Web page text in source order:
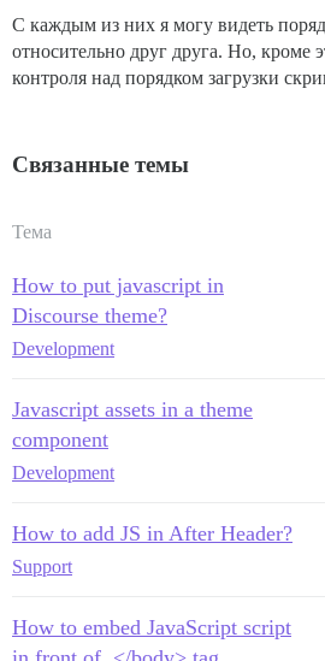
С каждым из них я могу видеть
относительно друг друга. Но, кроме
контроля над порядком загрузки
Связанные темы
Тема
How to put javascript in
Discourse theme?
Development
Javascript assets in a theme
component
Development
How to add JS in After Header?
Support
How to embed JavaScript script